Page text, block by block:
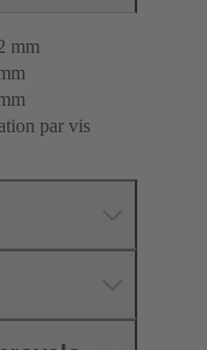
mm
par vis